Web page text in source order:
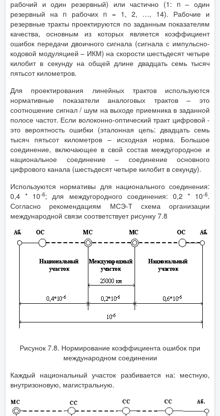
рабочий и один резервный) или частично (1: n – один
резервный на n рабочих n = 1, 2, …, 14). Рабочие и
резервные тракты проектируются по заданным показателям
качества, основным из которых является коэффициент
ошибок передачи двоичного сигнала (сигнала с импульсно-
кодовой модуляцией – ИКМ) на скорости шестьдесят четыре
килобит в секунду на общей длине двадцать семь тысяч
пятьсот километров.
Для проектирования линейных трактов используются
нормативные показатели аналоговых трактов – это
соотношение сигнал / шум на выходе приемника в заданной
полосе частот. Если волоконно-оптический тракт цифровой -
это вероятность ошибки (эталонная цепь: двадцать семь
тысяч пятьсот километров – исходная норма. Большое
соединение, включающее в свой состав междугородное и
национальное соединение – соединение основного
цифрового канала (шестьдесят четыре килобит в секунду).
Используются нормативы для национального соединения:
0,4 * 10-6; для междугородного соединения: 0,2 * 10-6.
Согласно рекомендациям МСЭ-Т схема организации
международной связи соответствует рисунку 7.8
Рисунок 7.8. Нормирование коэффициента ошибок при
международном соединении
Каждый национальный участок разбивается на: местную,
внутризоновую, магистральную.